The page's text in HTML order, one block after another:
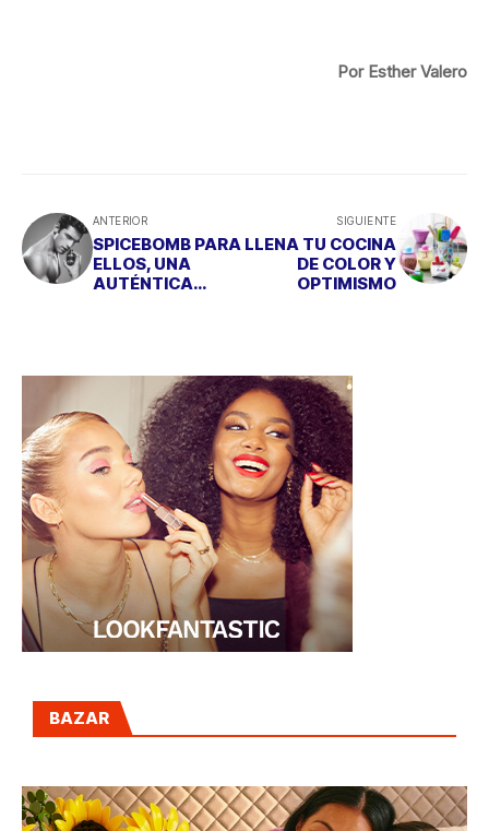
Por Esther Valero
ANTERIOR
SPICEBOMB PARA
ELLOS, UNA
AUTÉNTICA
SIGUIENTE
LLENA TU COCINA
DE COLOR Y
OPTIMISMO
BAZAR